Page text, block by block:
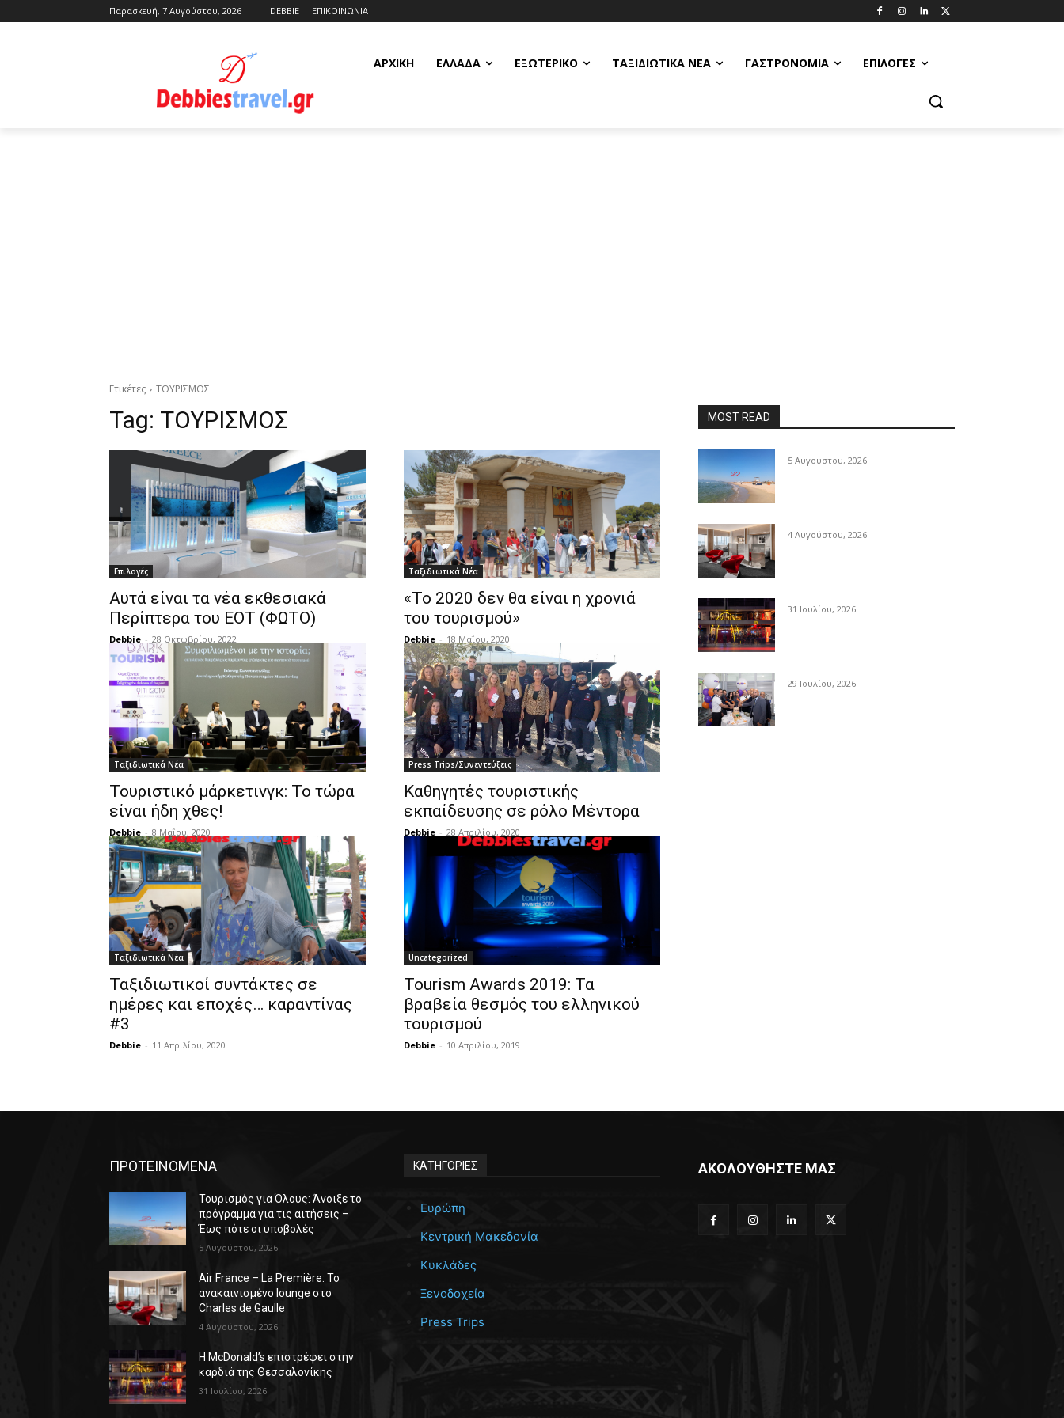
Παρασκευή, 7 Αυγούστου, 2026 DEBBIE ΕΠΙΚΟΙΝΩΝΙΑ
ΑΡΧΙΚΗ ΕΛΛΆΔΑ ΕΞΩΤΕΡΙΚΌ ΤΑΞΙΔΙΩΤΙΚΆ ΝΈΑ ΓΑΣΤΡΟΝΟΜΊΑ ΕΠΙΛΟΓΈΣ
Ετικέτες ΤΟΥΡΙΣΜΟΣ
Tag: ΤΟΥΡΙΣΜΟΣ
Επιλογές
Αυτά είναι τα νέα εκθεσιακά
Περίπτερα του ΕΟΤ (ΦΩΤΟ)
Debbie - 28 Οκτωβρίου, 2022
Ταξιδιωτικά Νέα
«Το 2020 δεν θα είναι η χρονιά
του τουρισμού»
Debbie - 18 Μαΐου, 2020
Ταξιδιωτικά Νέα
Τουριστικό μάρκετινγκ: Το τώρα
είναι ήδη χθες!
Debbie - 8 Μαΐου, 2020
Press Trips/Συνεντεύξεις
Καθηγητές τουριστικής
εκπαίδευσης σε ρόλο Μέντορα
Debbie - 28 Απριλίου, 2020
Ταξιδιωτικά Νέα
Ταξιδιωτικοί συντάκτες σε
ημέρες και εποχές… καραντίνας
#3
Debbie - 11 Απριλίου, 2020
Uncategorized
Tourism Awards 2019: Τα
βραβεία θεσμός του ελληνικού
τουρισμού
Debbie - 10 Απριλίου, 2019
MOST READ
5 Αυγούστου, 2026
4 Αυγούστου, 2026
31 Ιουλίου, 2026
29 Ιουλίου, 2026
ΠΡΟΤΕΙΝΟΜΕΝΑ
Τουρισμός για Όλους: Άνοιξε το
πρόγραμμα για τις αιτήσεις –
Έως πότε οι υποβολές
5 Αυγούστου, 2026
Air France – La Première: Το
ανακαινισμένο lounge στο
Charles de Gaulle
4 Αυγούστου, 2026
Η McDonald’s επιστρέφει στην
καρδιά της Θεσσαλονίκης
31 Ιουλίου, 2026
ΚΑΤΗΓΟΡΙΕΣ
Ευρώπη
Κεντρική Μακεδονία
Κυκλάδες
Ξενοδοχεία
Press Trips
ΑΚΟΛΟΥΘΗΣΤΕ ΜΑΣ